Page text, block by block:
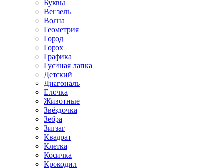
Буквы
Вензель
Волна
Геометрия
Город
Горох
Графика
Гусиная лапка
Детский
Диагональ
Елочка
Животные
Звёздочка
Зебра
Зигзаг
Квадрат
Клетка
Косичка
Крокодил